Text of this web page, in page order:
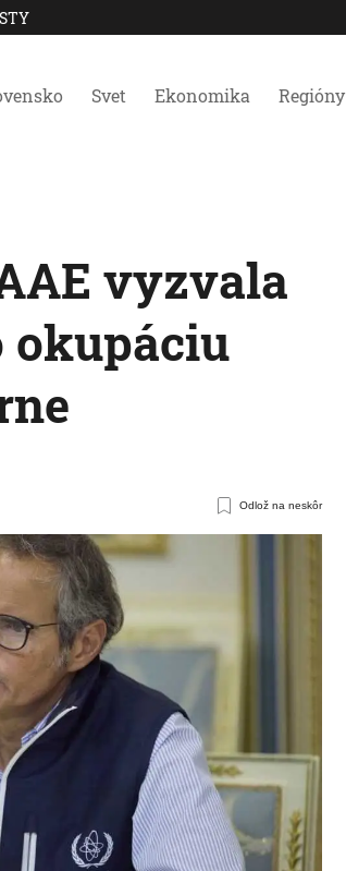
Svet Ekonomika Regióny
vyzvala
okupáciu
Odlož na neskôr